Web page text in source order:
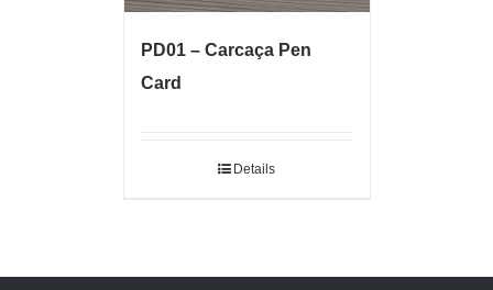
PD01 – Carcaça Pen
Card
Details